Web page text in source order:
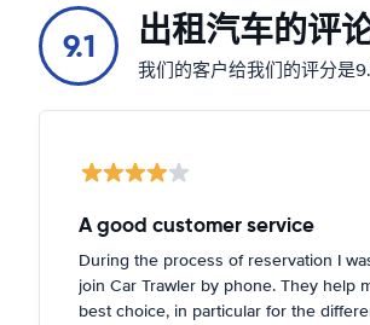
9.1 出租汽车的评论
我们的客户给我们的评分是
A good customer service
During the process of reservation I
join Car Trawler by phone. They help
best choice, in particular for the